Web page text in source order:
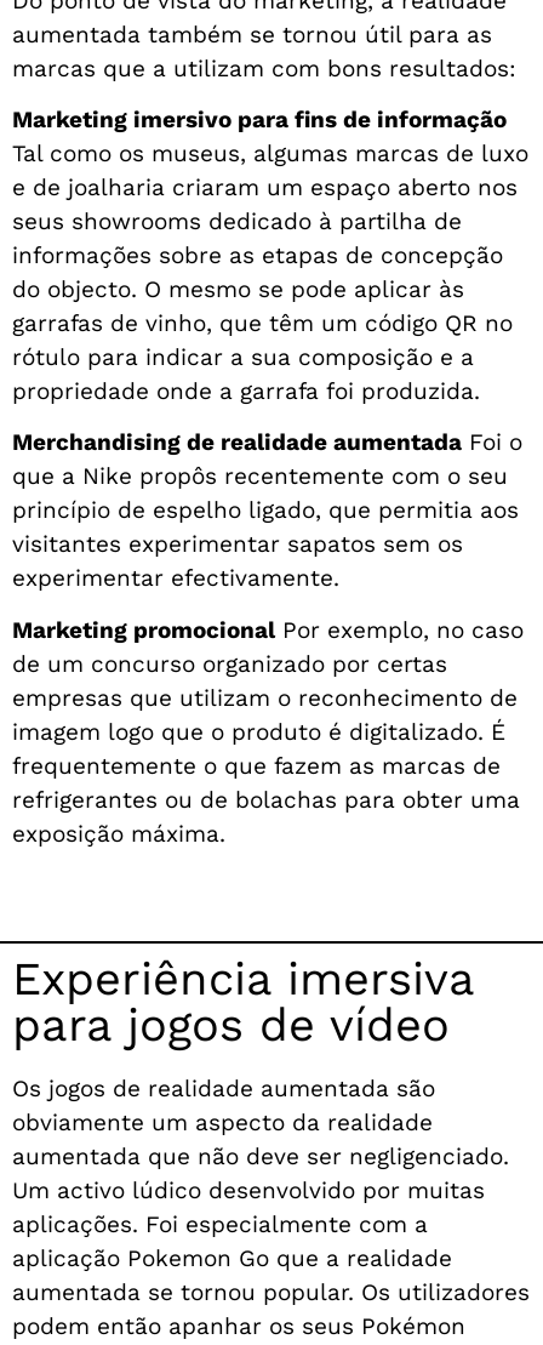
aumentada também se tornou útil para as
marcas que a utilizam com bons resultados:
Marketing imersivo para fins de informação
Tal como os museus, algumas marcas de luxo
e de joalharia criaram um espaço aberto nos
seus showrooms dedicado à partilha de
informações sobre as etapas de concepção
do objecto. O mesmo se pode aplicar às
garrafas de vinho, que têm um código QR no
rótulo para indicar a sua composição e a
propriedade onde a garrafa foi produzida.
Merchandising de realidade aumentada Foi o
que a Nike propôs recentemente com o seu
princípio de espelho ligado, que permitia aos
visitantes experimentar sapatos sem os
experimentar efectivamente.
Marketing promocionalPor exemplo, no caso
de um concurso organizado por certas
empresas que utilizam o reconhecimento de
imagem logo que o produto é digitalizado. É
frequentemente o que fazem as marcas de
refrigerantes ou de bolachas para obter uma
exposição máxima.
Experiência imersiva
para jogos de vídeo
Os jogos de realidade aumentada são
obviamente um aspecto da realidade
aumentada que não deve ser negligenciado.
Um activo lúdico desenvolvido por muitas
aplicações. Foi especialmente com a
aplicação Pokemon Go que a realidade
aumentada se tornou popular. Os utilizadores
podem então apanhar os seus Pokémon